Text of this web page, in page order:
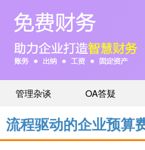
管理杂谈 OA答疑
流程驱动的企业预算